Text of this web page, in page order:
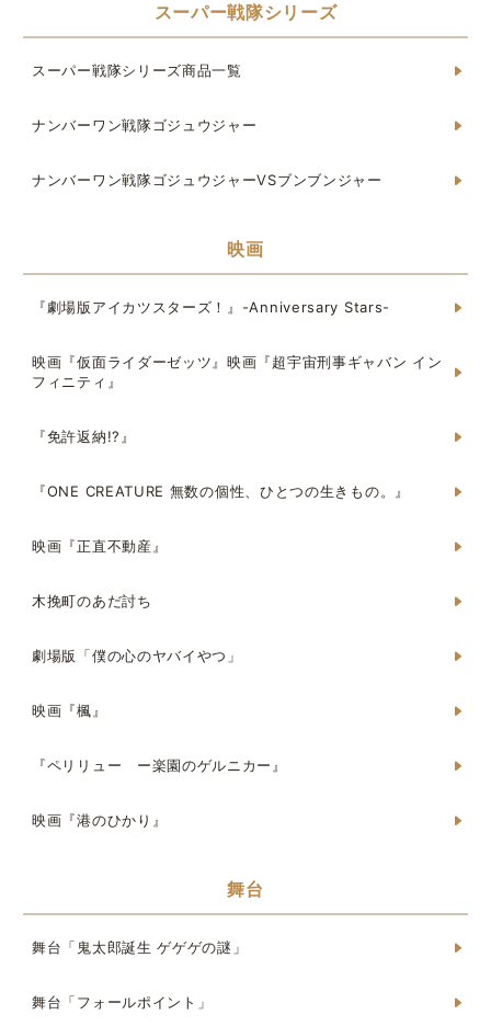
スーパー戦隊シリーズ
スーパー戦隊シリーズ商品一覧
ナンバーワン戦隊ゴジュウジャー
ナンバーワン戦隊ゴジュウジャーVSブンブンジャー
映画
『劇場版アイカツスターズ！』-Anniversary Stars-
映画『仮面ライダーゼッツ』映画『超宇宙刑事ギャバン イン
フィニティ』
『免許返納!?』
『ONE CREATURE 無数の個性、ひとつの生きもの。』
映画『正直不動産』
木挽町のあだ討ち
劇場版「僕の心のヤバイやつ」
映画『楓』
『ペリリュー ー楽園のゲルニカー』
映画『港のひかり』
舞台
舞台「鬼太郎誕生 ゲゲゲの謎」
舞台「フォールポイント」